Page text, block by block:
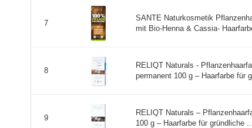
7
SANTE Naturkosmetik
mit Bio-Henna & Cassia-
8
RELIQT Naturals -
permanent 100 g – Haarfarbe für
9
RELIQT Naturals –
100 g – Haarfarbe für gründliche ...